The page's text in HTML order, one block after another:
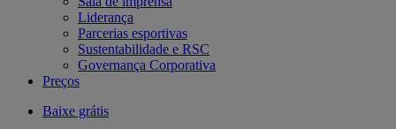
Liderança
Parcerias esportivas
Sustentabilidade e RSC
Governança Corporativa
Preços
Baixe grátis